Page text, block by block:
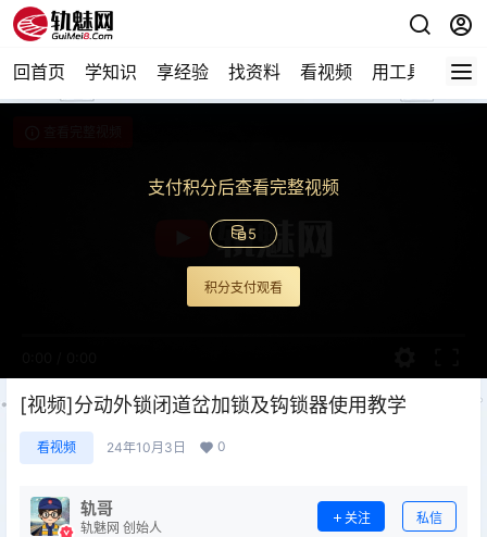
回首页 学知识 享经验 找资料 看视频 用工具 论技
支付积分后查看完整视频
5
积分支付观看
[视频]分动外锁闭道岔加锁及钩锁器使用教学
看视频 24年10月3日 0
轨哥
轨魅网 创始人
关注 私信